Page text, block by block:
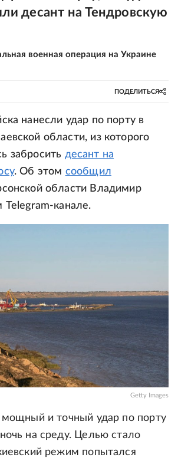
десант на Тендровскую
военная операция на Украине
ПОДЕЛИТЬСЯ
нанесли удар по порту в
области, из которого
забросить десант на
. Об этом сообщил
области Владимир
канале.
Getty Images
мощный и точный удар по порту
на среду. Целью стало
режим попытался